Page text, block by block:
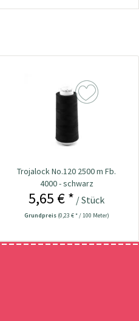
Trojalock No.120 2500 m Fb.
4000 - schwarz
5,65 € * / Stück
Grundpreis (0,23 € * / 100 Meter)